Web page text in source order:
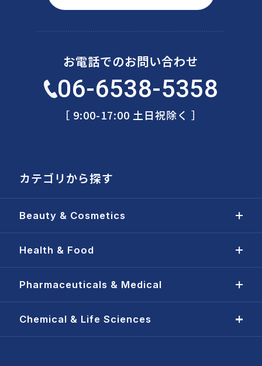
お電話でのお問い合わせ
06-6538-5358
［ 9:00-17:00 土日祝除く ］
カテゴリから探す
Beauty & Cosmetics
Health & Food
Pharmaceuticals & Medical
Chemical & Life Sciences